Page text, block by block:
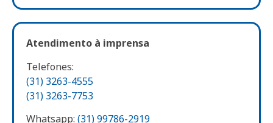
Atendimento à imprensa
Telefones:
(31) 3263-4555
(31) 3263-7753
Whatsapp: (31) 99786-2919